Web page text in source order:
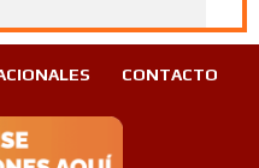
CONTACTO